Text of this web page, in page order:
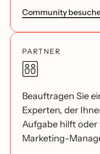
Community
PARTNER
Beauftragen Sie
Experten, der
Aufgabe hilft
Marketing-